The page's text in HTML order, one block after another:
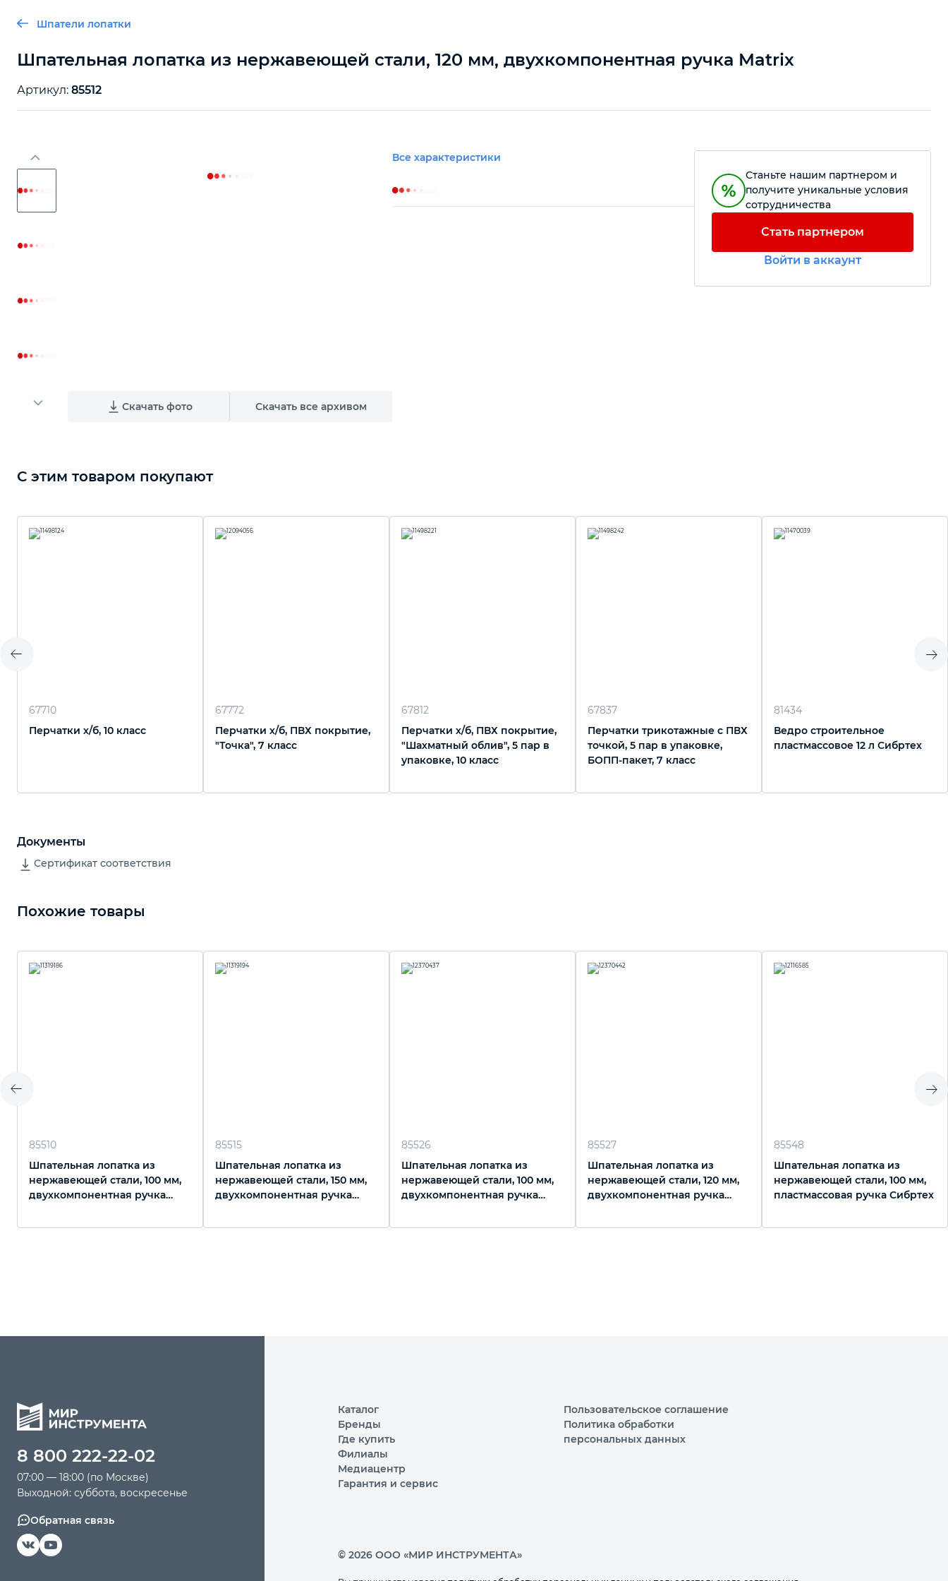
Шпатели лопатки
Шпательная лопатка из нержавеющей стали, 120 мм, двухкомпонентная ручка Matrix
Артикул: 85512
Скачать фото Скачать все архивом
Все характеристики
Станьте нашим партнером и
получите уникальные условия
сотрудничества
Стать партнером
Войти в аккаунт
С этим товаром покупают
67710
Перчатки х/б, 10 класс
67772
Перчатки х/б, ПВХ покрытие,
"Точка", 7 класс
67812
Перчатки х/б, ПВХ покрытие,
"Шахматный облив", 5 пар в
упаковке, 10 класс
67837
Перчатки трикотажные с ПВХ
точкой, 5 пар в упаковке,
БОПП-пакет, 7 класс
81434
Ведро строительное
пластмассовое 12 л Сибртех
Документы
Сертификат соответствия
Похожие товары
85510
Шпательная лопатка из
нержавеющей стали, 100 мм,
двухкомпонентная ручка
85515
Шпательная лопатка из
нержавеющей стали, 150 мм,
двухкомпонентная ручка
85526
Шпательная лопатка из
нержавеющей стали, 100 мм,
двухкомпонентная ручка
85527
Шпательная лопатка из
нержавеющей стали, 120 мм,
двухкомпонентная ручка
85548
Шпательная лопатка из
нержавеющей стали, 100 мм,
пластмассовая ручка Сибртех
8 800 222-22-02
07:00 — 18:00 (по Москве)
Выходной: суббота, воскресенье
Обратная связь
Каталог
Бренды
Где купить
Филиалы
Медиацентр
Гарантия и сервис
Пользовательское соглашение
Политика обработки
персональных данных
© 2026 ООО «МИР ИНСТРУМЕНТА»